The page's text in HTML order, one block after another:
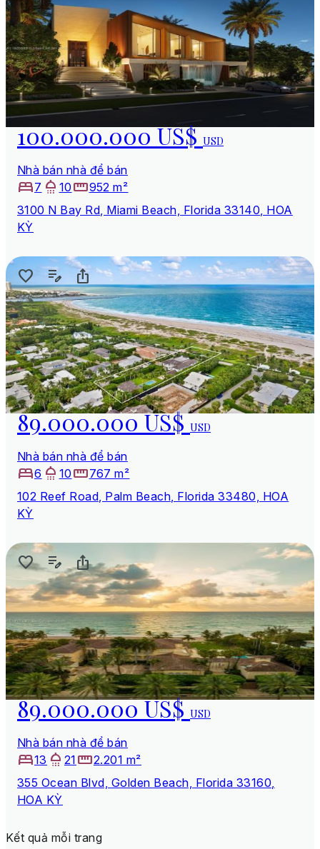
100.000.000 US$USD
Nhà bán nhà để bán
7
10
952 m²
3100 N Bay Rd, Miami Beach, Florida 33140, HOA
KỲ
89.000.000 US$USD
Nhà bán nhà để bán
6
10
767 m²
102 Reef Road, Palm Beach, Florida 33480, HOA
KỲ
89.000.000 US$USD
Nhà bán nhà để bán
13
21
2.201 m²
355 Ocean Blvd, Golden Beach, Florida 33160,
HOA KỲ
Kết quả mỗi trang